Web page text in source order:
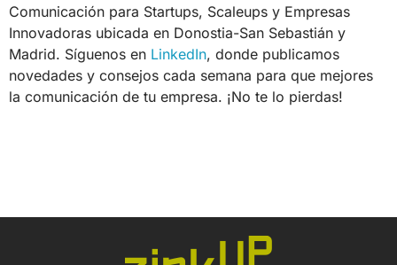
Comunicación para Startups, Scaleups y Empresas
Innovadoras ubicada en Donostia-San Sebastián y
Madrid. Síguenos en LinkedIn, donde publicamos
novedades y consejos cada semana para que mejores
la comunicación de tu empresa. ¡No te lo pierdas!